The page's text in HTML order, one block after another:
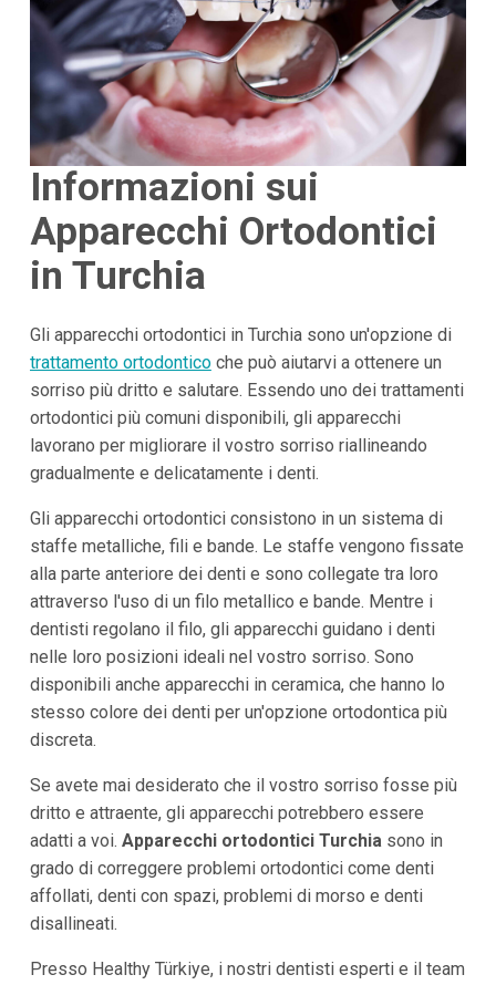
Informazioni sui
Apparecchi Ortodontici
in Turchia
Gli apparecchi ortodontici in Turchia sono un'opzione di
trattamento ortodonticoche può aiutarvi a ottenere un
sorriso più dritto e salutare. Essendo uno dei trattamenti
ortodontici più comuni disponibili, gli apparecchi
lavorano per migliorare il vostro sorriso riallineando
gradualmente e delicatamente i denti.
Gli apparecchi ortodontici consistono in un sistema di
staffe metalliche, fili e bande. Le staffe vengono fissate
alla parte anteriore dei denti e sono collegate tra loro
attraverso l'uso di un filo metallico e bande. Mentre i
dentisti regolano il filo, gli apparecchi guidano i denti
nelle loro posizioni ideali nel vostro sorriso. Sono
disponibili anche apparecchi in ceramica, che hanno lo
stesso colore dei denti per un'opzione ortodontica più
discreta.
Se avete mai desiderato che il vostro sorriso fosse più
dritto e attraente, gli apparecchi potrebbero essere
adatti a voi. Apparecchi ortodontici Turchiasono in
grado di correggere problemi ortodontici come denti
affollati, denti con spazi, problemi di morso e denti
disallineati.
Presso Healthy Türkiye, i nostri dentisti esperti e il team